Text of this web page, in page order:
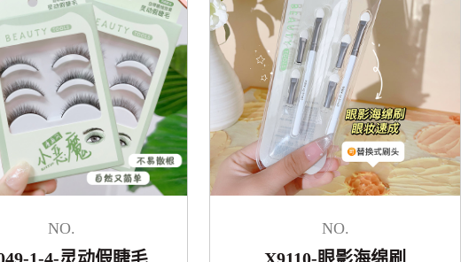
NO.
1-4-灵动假睫毛
NO.
X9110-眼影海绵刷